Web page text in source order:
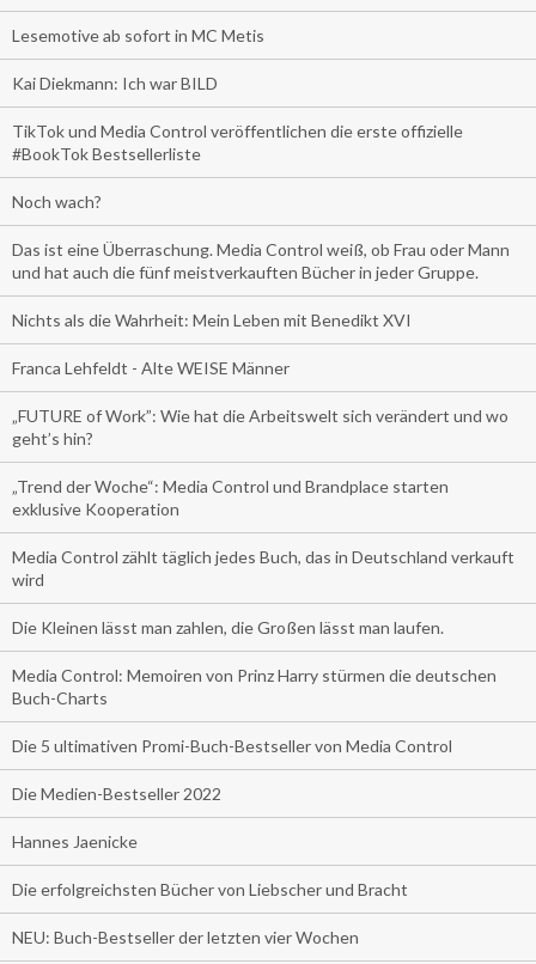
Lesemotive ab sofort in MC Metis
Kai Diekmann: Ich war BILD
TikTok und Media Control veröffentlichen die erste offizielle
#BookTok Bestsellerliste
Noch wach?
Das ist eine Überraschung. Media Control weiß, ob Frau oder Mann
und hat auch die fünf meistverkauften Bücher in jeder Gruppe.
Nichts als die Wahrheit: Mein Leben mit Benedikt XVI
Franca Lehfeldt - Alte WEISE Männer
„FUTURE of Work”: Wie hat die Arbeitswelt sich verändert und wo
geht’s hin?
„Trend der Woche“: Media Control und Brandplace starten
exklusive Kooperation
Media Control zählt täglich jedes Buch, das in Deutschland verkauft
wird
Die Kleinen lässt man zahlen, die Großen lässt man laufen.
Media Control: Memoiren von Prinz Harry stürmen die deutschen
Buch-Charts
Die 5 ultimativen Promi-Buch-Bestseller von Media Control
Die Medien-Bestseller 2022
Hannes Jaenicke
Die erfolgreichsten Bücher von Liebscher und Bracht
NEU: Buch-Bestseller der letzten vier Wochen